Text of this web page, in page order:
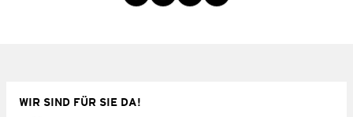
WIR SIND FÜR SIE DA!